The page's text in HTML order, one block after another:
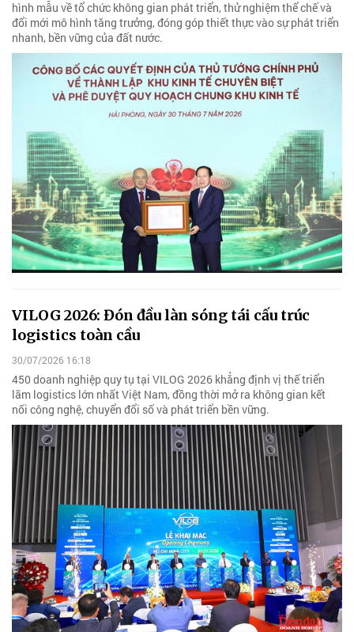
hình mẫu về tổ chức không gian phát triển, thử nghiệm thể chế và
đổi mới mô hình tăng trưởng, đóng góp thiết thực vào sự phát triển
nhanh, bền vững của đất nước.
VILOG 2026: Đón đầu làn sóng tái cấu trúc
logistics toàn cầu
30/07/2026 16:18
450 doanh nghiệp quy tụ tại VILOG 2026 khẳng định vị thế triển
lãm logistics lớn nhất Việt Nam, đồng thời mở ra không gian kết
nối công nghệ, chuyển đổi số và phát triển bền vững.